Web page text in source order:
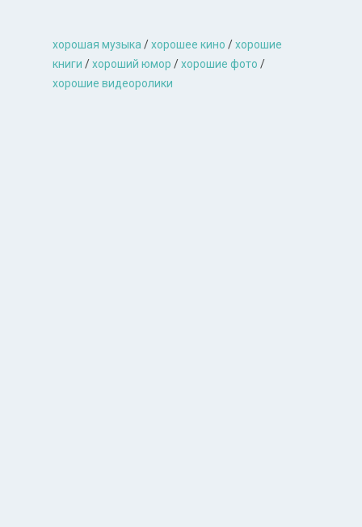
хорошая музыкa /хорошее кино /хорошие
книги /хороший юмор /хорошие фото /
хорошие видеоролики